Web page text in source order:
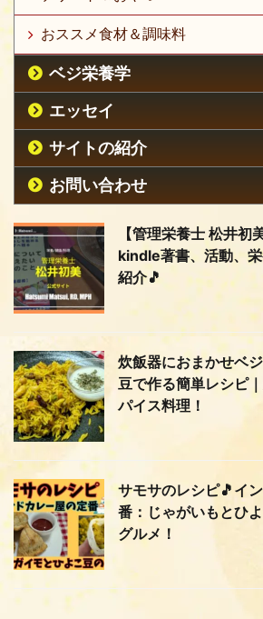
おススメ食材＆調味料
ベジ栄養学
エッセイ
サイトの紹介
お問い合わせ
【管理栄養士 松井初
kindle著書、活動、
紹介🎵
炊飯器におまかせベ
豆で作る簡単レシピ
パイス料理！
サモサのレシピ🎵イ
番：じゃがいもとひ
グルメ！